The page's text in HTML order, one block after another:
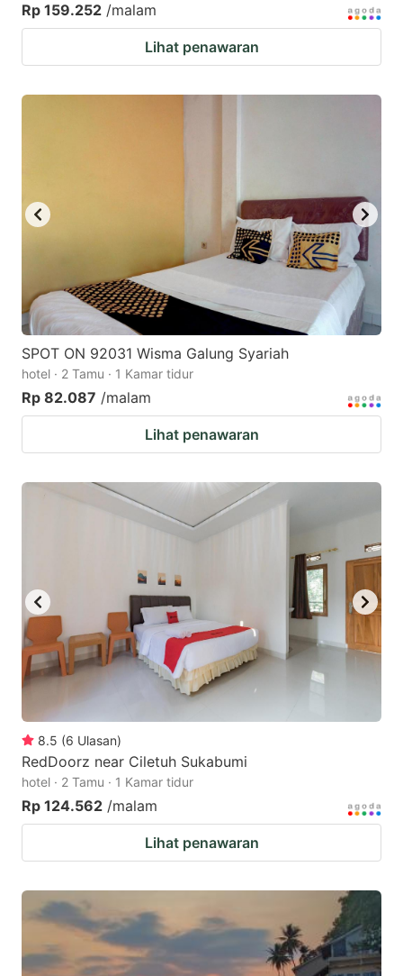
Rp 159.252 /malam
Lihat penawaran
SPOT ON 92031 Wisma Galung Syariah
hotel · 2 Tamu · 1 Kamar tidur
Rp 82.087 /malam
Lihat penawaran
8.5 (6 Ulasan)
RedDoorz near Ciletuh Sukabumi
hotel · 2 Tamu · 1 Kamar tidur
Rp 124.562 /malam
Lihat penawaran